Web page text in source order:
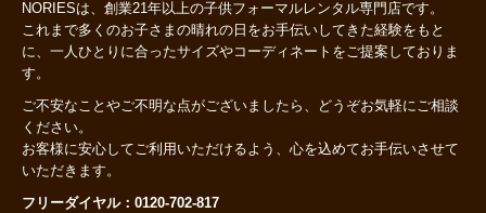
NORIESは、創業21年以上の子供フォーマルレンタル専門店です。
これまで多くのお子さまの晴れの日をお手伝いしてきた経験をもと
に、一人ひとりに合ったサイズやコーディネートをご提案しておりま
す。
ご不安なことやご不明な点がございましたら、どうぞお気軽にご相談
ください。
お客様に安心してご利用いただけるよう、心を込めてお手伝いさせて
いただきます。
フリーダイヤル：0120-702-817